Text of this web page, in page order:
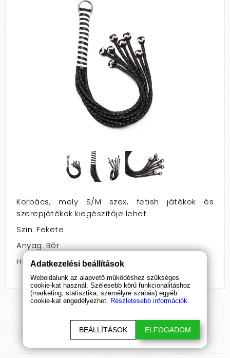
Korbács, mely S/M szex, fetish játékok és
szerepjátékok kiegészítője lehet.
Szín: Fekete
Anyag: Bőr
Hossz: 56 - 60
Termékértékelések
Adatkezelési beállítások
Weboldalunk az alapvető működéshez szükséges
cookie-kat használ. Szélesebb körű funkcionalitáshoz
(marketing, statisztika, személyre szabás) egyéb
cookie-kat engedélyezhet. Részletesebb információk.
BEÁLLÍTÁSOK ELFOGADOM